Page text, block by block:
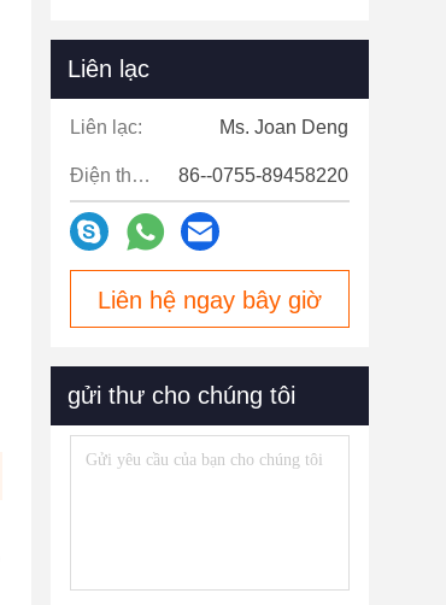
Liên lạc
Liên lạc: Ms. Joan Deng
Điện thoại: 86--0755-89458220
Liên hệ ngay bây giờ
gửi thư cho chúng tôi